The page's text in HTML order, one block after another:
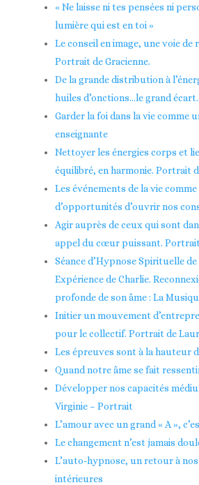
« Ne laisse ni tes pensées ni
lumière qui est en toi »
Le conseil en image, une voie de
Portrait de Gracienne.
De la grande distribution à
huiles d’onctions…le grand
Garder la foi dans la vie comme
enseignante
Nettoyer les énergies corps et
équilibré, en harmonie. Portrait
Les événements de la vie
d’opportunités d’ouvrir nos
Agir auprès de ceux qui sont
appel du cœur puissant. Portrait
Séance d’Hypnose Spirituelle de
Expérience de Charlie.
profonde de son âme : La
Initier un mouvement
pour le collectif. Portrait de
Les épreuves sont à la hauteur
Quand notre âme se fait
Développer nos capacités
Virginie – Portrait
L’amour avec un grand « A »,
Le changement n’est jamais
L’auto-hypnose, un retour à
intérieures